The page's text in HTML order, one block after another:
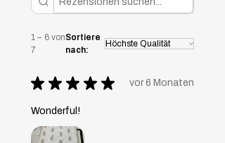
und Rücken und passen sich Ihrem
Schlaf an.
1 – 6 von
7
Sortiere
nach:
★ ★ ★ ★ ★ vor 6 Monaten
Wonderful!